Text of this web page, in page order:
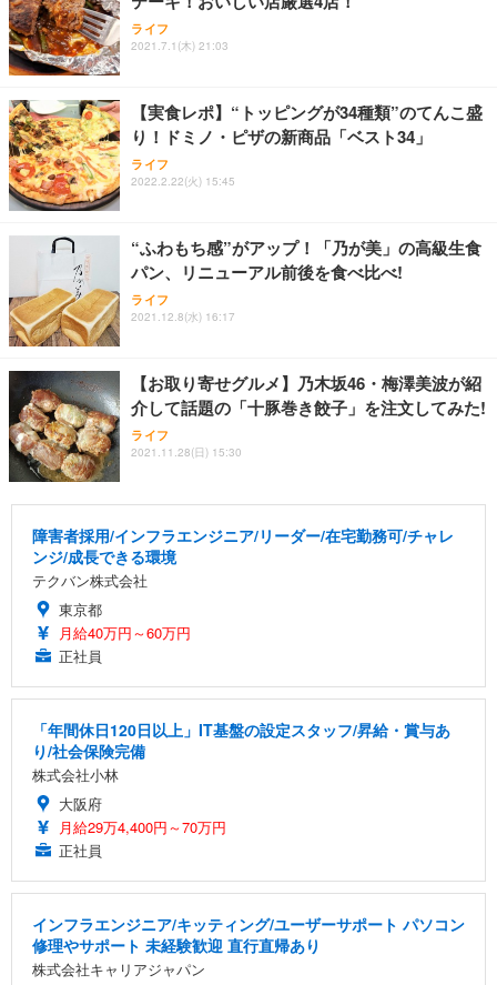
ライフ
2021.7.1(木) 21:03
【実食レポ】“トッピングが34種類”のてんこ盛
り！ドミノ・ピザの新商品「ベスト34」
ライフ
2022.2.22(火) 15:45
“ふわもち感”がアップ！「乃が美」の高級生食
パン、リニューアル前後を食べ比べ!
ライフ
2021.12.8(水) 16:17
【お取り寄せグルメ】乃木坂46・梅澤美波が紹
介して話題の「十豚巻き餃子」を注文してみた!
ライフ
2021.11.28(日) 15:30
障害者採用/インフラエンジニア/リーダー/在宅勤務可/チャレ
ンジ/成長できる環境
テクバン株式会社
東京都
月給40万円～60万円
正社員
「年間休日120日以上」IT基盤の設定スタッフ/昇給・賞与あ
り/社会保険完備
株式会社小林
大阪府
月給29万4,400円～70万円
正社員
インフラエンジニア/キッティング/ユーザーサポート パソコン
修理やサポート 未経験歓迎 直行直帰あり
株式会社キャリアジャパン